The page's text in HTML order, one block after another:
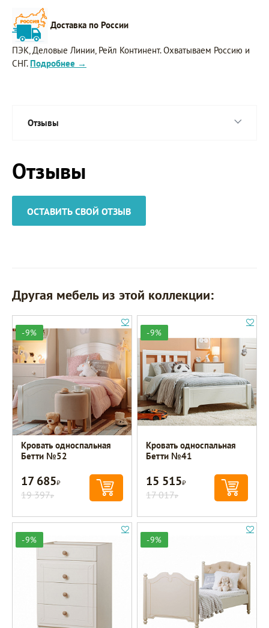
Доставка по России
ПЭК, Деловые Линии, Рейл Континент. Охватываем Россию и
СНГ. Подробнее →
Отзывы
Отзывы
ОСТАВИТЬ СВОЙ ОТЗЫВ
Другая мебель из этой коллекции:
-9%
Кровать односпальная
Бетти №52
17 685Р
19 397Р
-9%
Кровать односпальная
Бетти №41
15 515Р
17 017Р
-9% -9%